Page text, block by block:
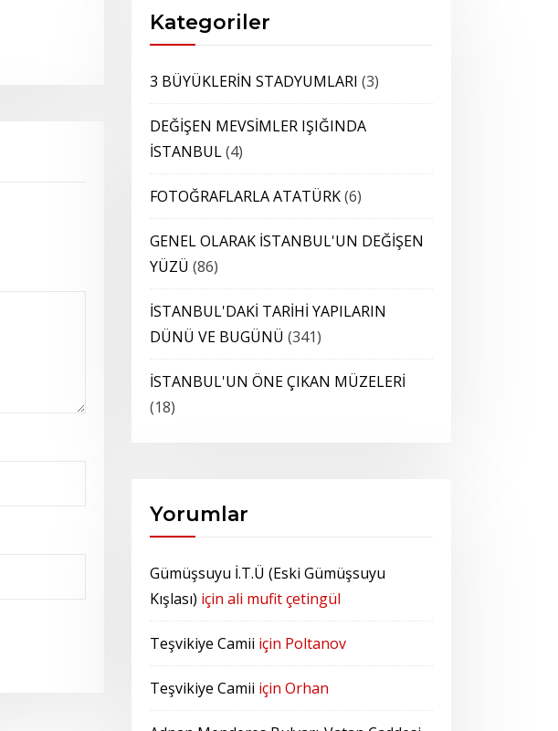
Kategoriler
3 BÜYÜKLERİN STADYUMLARI (3)
DEĞİŞEN MEVSİMLER IŞIĞINDA
İSTANBUL(4)
FOTOĞRAFLARLA ATATÜRK(6)
GENEL OLARAK İSTANBUL'UN DEĞİŞEN
YÜZÜ (86)
İSTANBUL'DAKİ TARİHİ YAPILARIN
DÜNÜ VE BUGÜNÜ (341)
İSTANBUL'UN ÖNE ÇIKAN MÜZELERİ
(18)
Yorumlar
Gümüşsuyu İ.T.Ü (Eski Gümüşsuyu
Kışlası) için ali mufit çetingül
Teşvikiye Camii için Poltanov
Teşvikiye Camii için Orhan